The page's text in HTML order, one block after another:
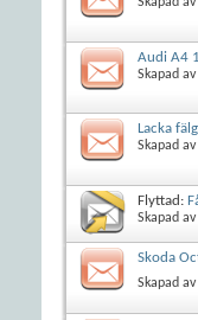
Audi A4
Skapad av
Lacka
Skapad av
Flyttad:
Skapad av
Skoda
Skapad av